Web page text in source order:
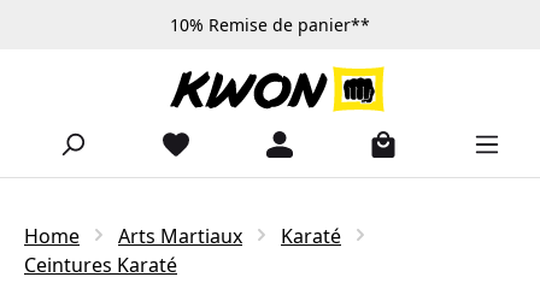
Passer au contenu principal10% Remise de panier**
Home Arts Martiaux
Karaté
Ceintures Karaté